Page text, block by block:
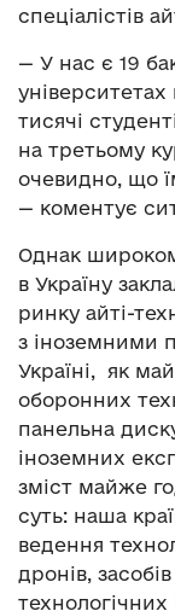
спеціалістів
— У нас є 19
тисячі
на третьому
очевидно, що
— коментує
Однак
в Україну
ринку айті-
з іноземними
Україні, як
оборонних
панельна
іноземних
зміст майже
суть: наша
ведення
дронів,
технологічних